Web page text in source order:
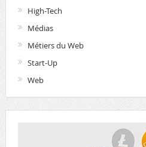
High-Tech
Médias
Métiers du Web
Start-Up
Web